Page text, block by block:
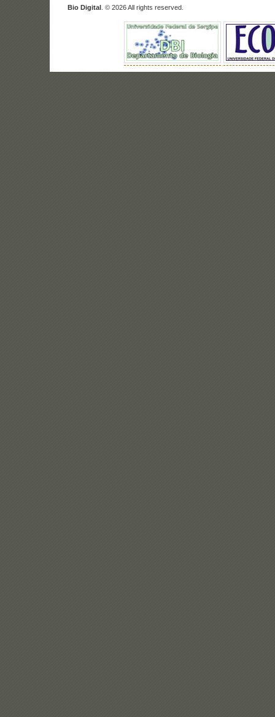
Bio Digital . © 2026 All rights reserved.